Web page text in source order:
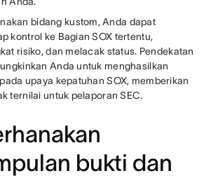
bidang kustom, Anda dapat
kontrol ke Bagian SOX tertentu,
risiko, dan melacak status. Pendekatan
Anda untuk menghasilkan
upaya kepatuhan SOX, memberikan
ternilai untuk pelaporan SEC.
bukti dan